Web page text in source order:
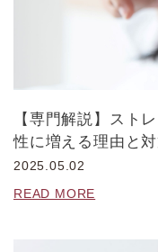
【専門解説】スト
性に増える理由と
2025.05.02
READ MORE